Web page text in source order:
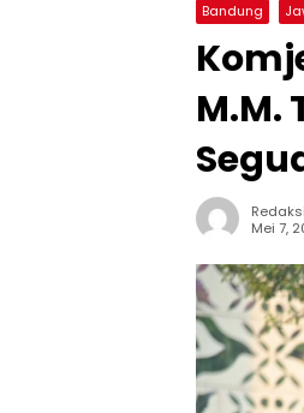
Bandung
M.M.
Mei 7,